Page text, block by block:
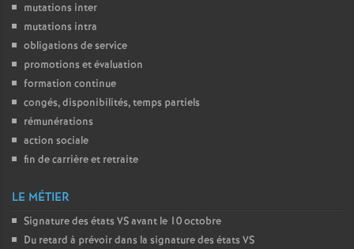
mutations inter
mutations intra
obligations de service
promotions et évaluation
formation continue
congés, disponibilités, temps partiels
rémunérations
action sociale
fin de carrière et retraite
LE MÉTIER
Signature des états VSavant le 10 octobre
Du retard à prévoir dans la signature des états VS